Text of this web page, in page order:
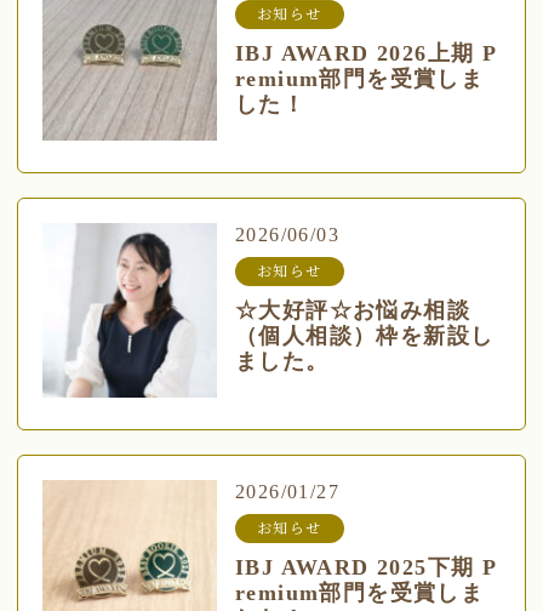
お知らせ
IBJ AWARD 2026上期 P
remium部門を受賞しま
した！
2026/06/03
お知らせ
☆大好評☆お悩み相談
（個人相談）枠を新設し
ました。
2026/01/27
お知らせ
IBJ AWARD 2025下期 P
remium部門を受賞しま